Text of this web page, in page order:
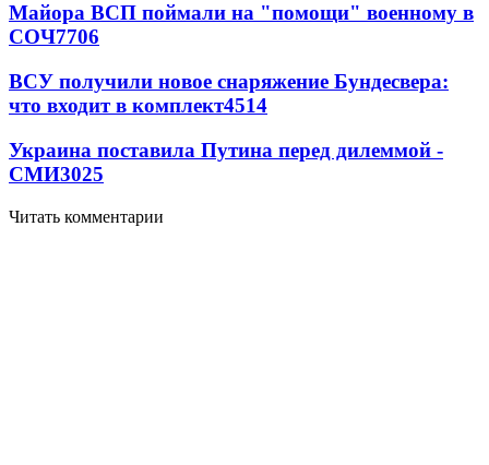
Майора ВСП поймали на "помощи" военному в
СОЧ7706
ВСУ получили новое снаряжение Бундесвера:
что входит в комплект4514
Украина поставила Путина перед дилеммой -
СМИ3025
Читать комментарии